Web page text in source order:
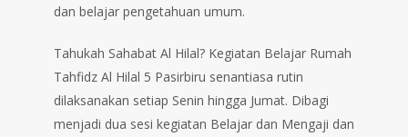
dan belajar pengetahuan umum.
Tahukah Sahabat Al Hilal? Kegiatan Belajar Rumah
Tahfidz Al Hilal 5 Pasirbiru senantiasa rutin
dilaksanakan setiap Senin hingga Jumat. Dibagi
menjadi dua sesi kegiatan Belajar dan Mengaji dan